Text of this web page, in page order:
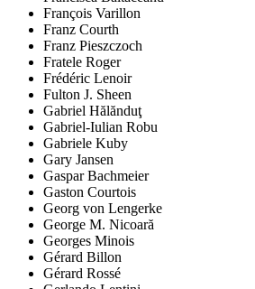
François Varillon
Franz Courth
Franz Pieszczoch
Fratele Roger
Frédéric Lenoir
Fulton J. Sheen
Gabriel Hălănduţ
Gabriel-Iulian Robu
Gabriele Kuby
Gary Jansen
Gaspar Bachmeier
Gaston Courtois
Georg von Lengerke
George M. Nicoară
Georges Minois
Gérard Billon
Gérard Rossé